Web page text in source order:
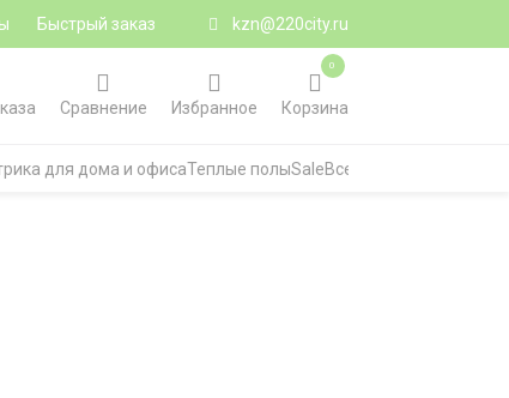
Быстрый заказ kzn@220city.ru
Сравнение Избранное Корзина
0
для дома и офисаТеплые полыSaleВсе категории